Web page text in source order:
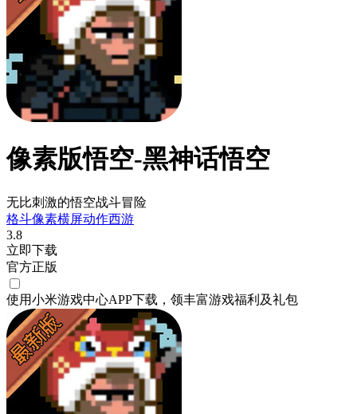
像素版悟空-黑神话悟空
无比刺激的悟空战斗冒险
格斗像素横屏动作西游
3.8
立即下载
官方正版
使用小米游戏中心APP下载 ，领丰富游戏福利 及礼包